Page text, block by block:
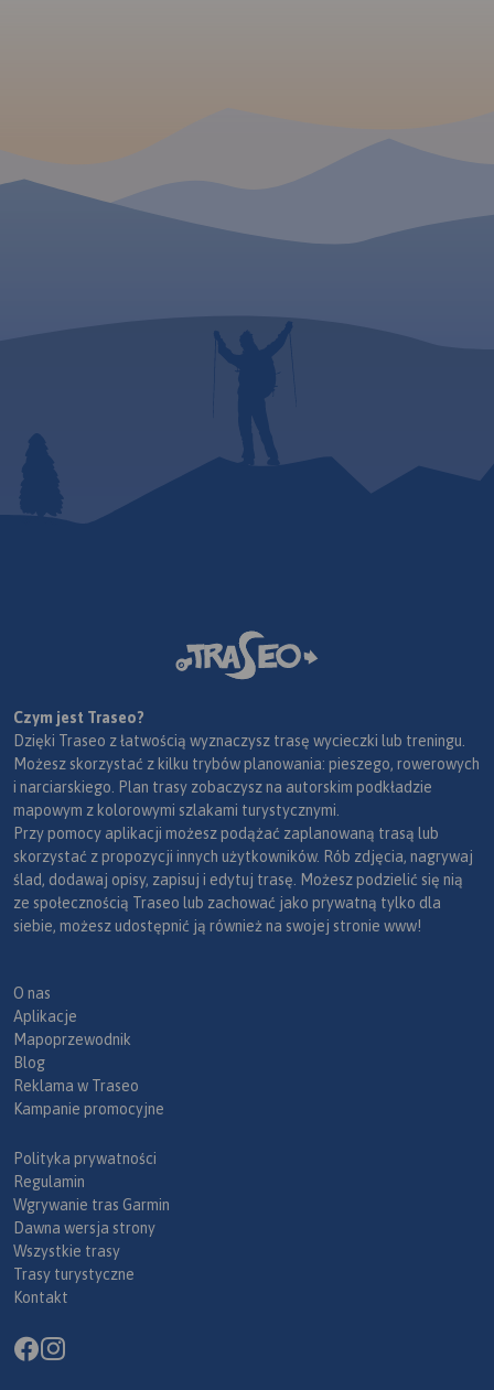
Czym jest Traseo?
Dzięki Traseo z łatwością wyznaczysz trasę wycieczki lub treningu.
Możesz skorzystać z kilku trybów planowania: pieszego, rowerowych
i narciarskiego. Plan trasy zobaczysz na autorskim podkładzie
mapowym z kolorowymi szlakami turystycznymi.
Przy pomocy aplikacji możesz podążać zaplanowaną trasą lub
skorzystać z propozycji innych użytkowników. Rób zdjęcia, nagrywaj
ślad, dodawaj opisy, zapisuj i edytuj trasę. Możesz podzielić się nią
ze społecznością Traseo lub zachować jako prywatną tylko dla
siebie, możesz udostępnić ją również na swojej stronie www!
O nas
Aplikacje
Mapoprzewodnik
Blog
Reklama w Traseo
Kampanie promocyjne
Polityka prywatności
Regulamin
Wgrywanie tras Garmin
Dawna wersja strony
Wszystkie trasy
Trasy turystyczne
Kontakt